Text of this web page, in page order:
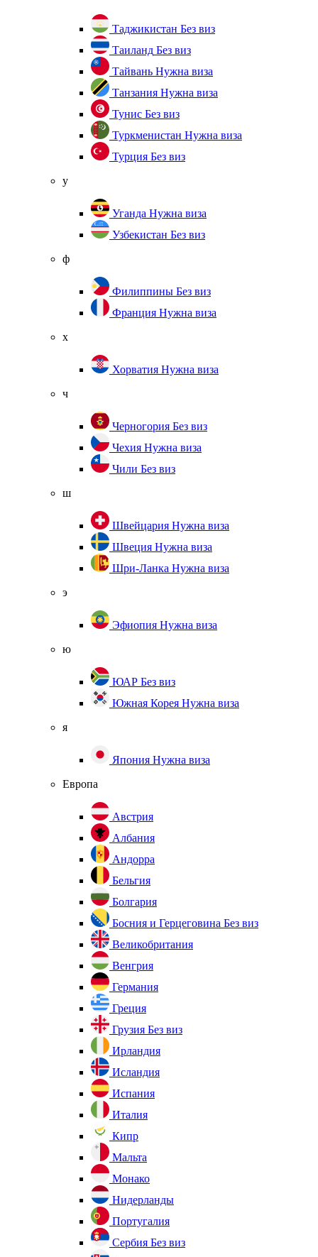
Таджикистан Без виз
Таиланд Без виз
Тайвань Нужна виза
Танзания Нужна виза
Тунис Без виз
Туркменистан Нужна виза
Турция Без виз
у
Уганда Нужна виза
Узбекистан Без виз
ф
Филиппины Без виз
Франция Нужна виза
х
Хорватия Нужна виза
ч
Черногория Без виз
Чехия Нужна виза
Чили Без виз
ш
Швейцария Нужна виза
Швеция Нужна виза
Шри-Ланка Нужна виза
э
Эфиопия Нужна виза
ю
ЮАР Без виз
Южная Корея Нужна виза
я
Япония Нужна виза
Европа
Австрия
Албания
Андорра
Бельгия
Болгария
Босния и Герцеговина Без виз
Великобритания
Венгрия
Германия
Греция
Грузия Без виз
Ирландия
Исландия
Испания
Италия
Кипр
Мальта
Монако
Нидерланды
Португалия
Сербия Без виз